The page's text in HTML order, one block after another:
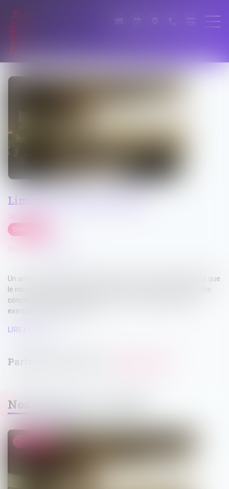
Limites au droit de retrait
Droit public
Un arrêt du Conseil d’État n° 470052 du 21 mars 2025 rappelle que
le non-respect des préconisations du médecin de prévention ne
constitue pas automatiquement un motif raisonnable pour
exercer son droit de retrait...
LIRE LA SUITE
Nos dernières actualités
Droit public